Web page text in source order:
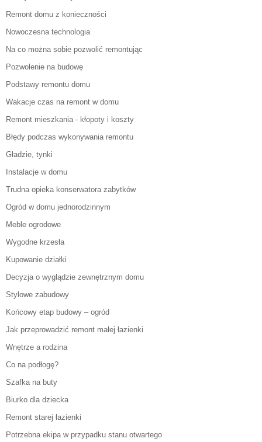
Remont domu z konieczności
Nowoczesna technologia
Na co można sobie pozwolić remontując
Pozwolenie na budowę
Podstawy remontu domu
Wakacje czas na remont w domu
Remont mieszkania - kłopoty i koszty
Błędy podczas wykonywania remontu
Gładzie, tynki
Instalacje w domu
Trudna opieka konserwatora zabytków
Ogród w domu jednorodzinnym
Meble ogrodowe
Wygodne krzesła
Kupowanie działki
Decyzja o wyglądzie zewnętrznym domu
Stylowe zabudowy
Końcowy etap budowy – ogród
Jak przeprowadzić remont małej łazienki
Wnętrze a rodzina
Co na podłogę?
Szafka na buty
Biurko dla dziecka
Remont starej łazienki
Potrzebna ekipa w przypadku stanu otwartego